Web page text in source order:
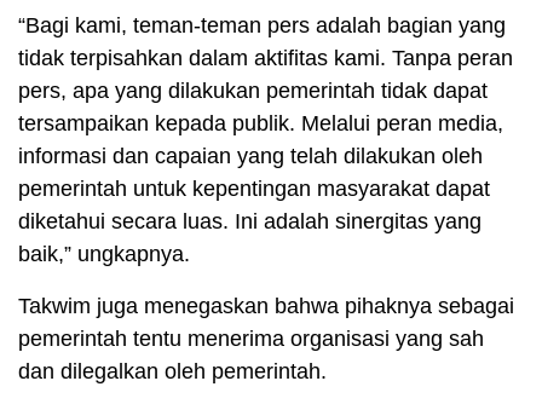
“Bagi kami, teman-teman pers adalah bagian yang
tidak terpisahkan dalam aktifitas kami. Tanpa peran
pers, apa yang dilakukan pemerintah tidak dapat
tersampaikan kepada publik. Melalui peran media,
informasi dan capaian yang telah dilakukan oleh
pemerintah untuk kepentingan masyarakat dapat
diketahui secara luas. Ini adalah sinergitas yang
baik,” ungkapnya.
Takwim juga menegaskan bahwa pihaknya sebagai
pemerintah tentu menerima organisasi yang sah
dan dilegalkan oleh pemerintah.